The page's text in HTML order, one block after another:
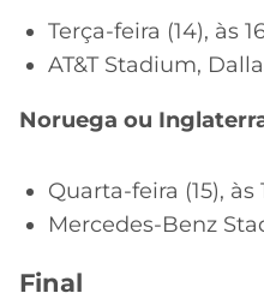
Terça-feira (14), às
AT&T Stadium,
Noruega ou
Quarta-feira (15), às
Mercedes-Benz
Final